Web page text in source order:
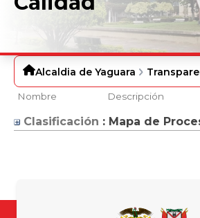
Alcaldia de Yaguara
Nombre Descripción
Clasificación : Mapa de